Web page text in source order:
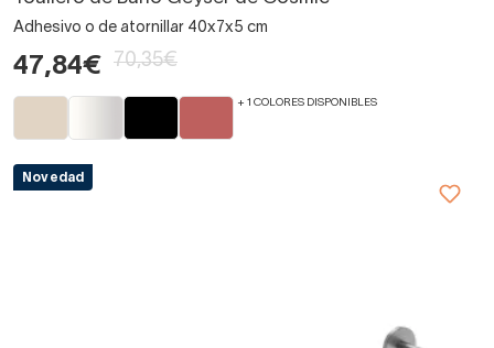
Adhesivo o de atornillar 40x7x5 cm
47,84€ 70,35€
+ 1 COLORES DISPONIBLES
Novedad